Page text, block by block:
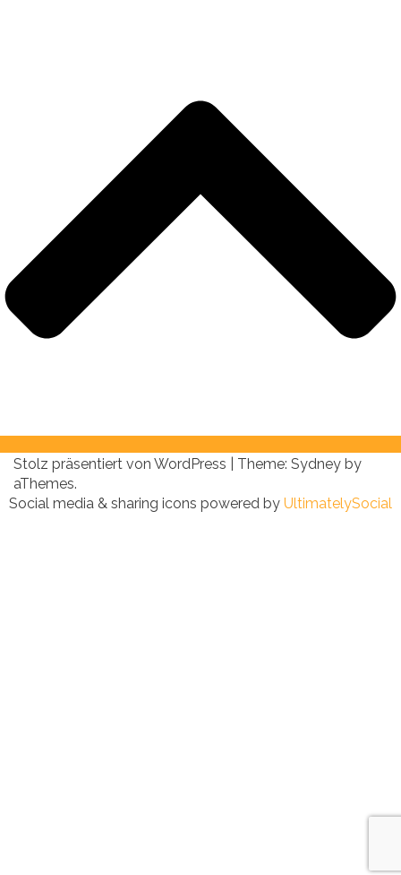
Stolz präsentiert von WordPress Theme: Sydney by
aThemes.
Social media & sharing icons powered by UltimatelySocial